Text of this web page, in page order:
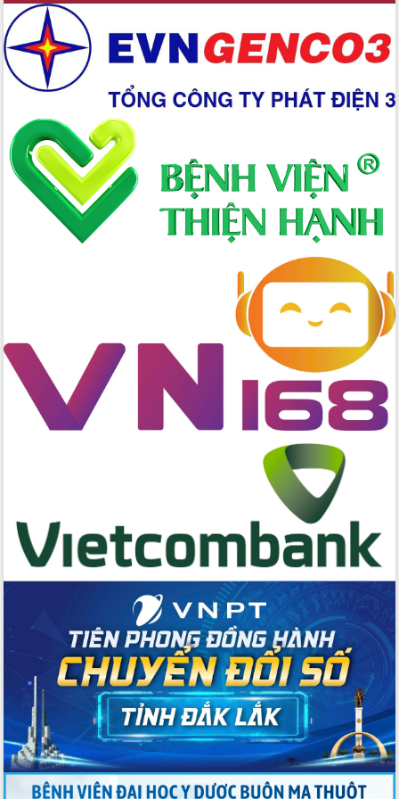
Xây dựng nền hành chính số đồng
hành cùng nông dân dân, doanh nghiệp
Giai đoạn 2026-2030, Đắk Lắk phấn
đấu có 77% xã đạt chuẩn nông thôn
Chuyển đổi số 'mở đường' cho nông
nghiệp Đắk Lắk tăng trưởng bứt phá
Triển khai đồng bộ đo đạc, lập hồ sơ
địa chính, hoàn thiện cơ sở dữ liệu đất
đai
Ứng dụng sinh trắc học - Bước tiến
trong hành trình chuyển đổi số tại Đắk
bền vững
Tập huấn nâng cao năng lực triển khai
chuyển đổi số cho cán bộ, công chức
cấp xã
Đắk Lắk phát động hưởng ứng Ngày
hai con số trong năm 2026
Tổ chức trang trọng Lễ hội Đền thờ
Lương Văn Chánh năm 2026
Huy giữ chức Bí thư Đảng ủy Ủy Ban
Nhân dân tỉnh
Bệnh án điện tử thúc đẩy chuyển đổi
số y tế tại Đắk Lắk
Chuyển đổi số thư viện: Mở rộng
không gian tri thức trong thời đại số
Đánh giá, rút kinh nghiệm công tác tổ
chức diễn tập trước ngày bầu cử
Chương trình “Gặp gỡ hữu nghị –
Friendship Meeting New Year 2026”